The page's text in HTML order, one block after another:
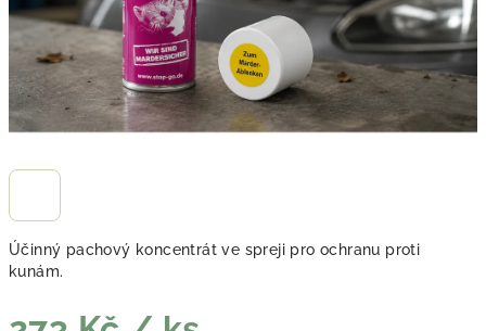
Účinný pachový koncentrát ve spreji pro ochranu proti
kunám.